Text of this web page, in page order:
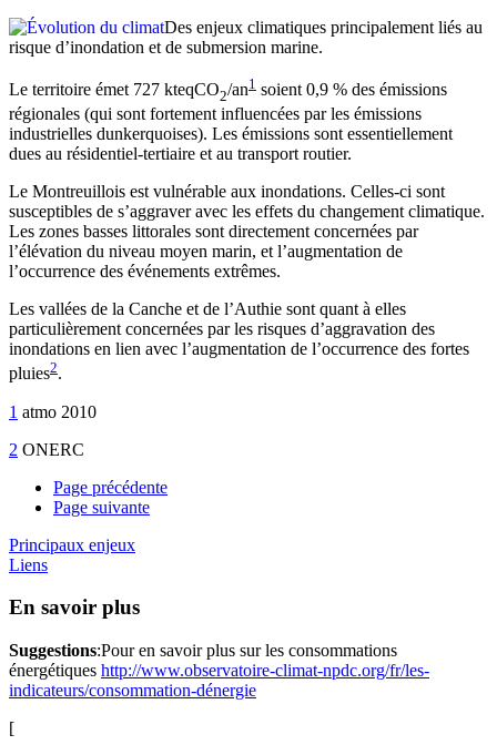
Des enjeux climatiques principalement liés au
risque d’inondation et de submersion marine.
Le territoire émet 727 kteqCO2/an1 soient 0,9 % des émissions
régionales (qui sont fortement influencées par les émissions
industrielles dunkerquoises). Les émissions sont essentiellement
dues au résidentiel-tertiaire et au transport routier.
Le Montreuillois est vulnérable aux inondations. Celles-ci sont
susceptibles de s’aggraver avec les effets du changement climatique.
Les zones basses littorales sont directement concernées par
l’élévation du niveau moyen marin, et l’augmentation de
l’occurrence des événements extrêmes.
Les vallées de la Canche et de l’Authie sont quant à elles
particulièrement concernées par les risques d’aggravation des
inondations en lien avec l’augmentation de l’occurrence des fortes
pluies2.
1 atmo 2010
2 ONERC
Page précédente
Page suivante
Principaux enjeux
Liens
En savoir plus
Suggestions:Pour en savoir plus sur les consommations
énergétiques http://www.observatoire-climat-npdc.org/fr/les-
indicateurs/consommation-dénergie
[